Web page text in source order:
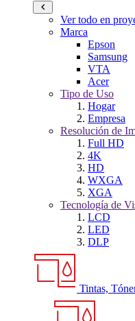
Ver todo en
Marca
Epson
Samsung
VTA
Acer
Tipo de Uso
Hogar
Empresa
Resolución de
Full HD
4K
HD
WXGA
XGA
Tecnología de
LCD
LED
DLP
Tintas,